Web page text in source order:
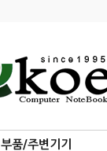
부품/주변기기